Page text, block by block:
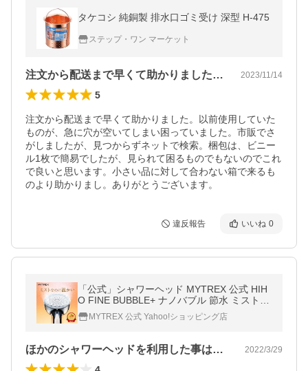
タケコシ 純銅製 排水口ゴミ受け 深型 H-475
ステップ・ワン マーケット
注文から配送まで早くて助かりました。以… 2023/11/14
5
注文から配送まで早くて助かりました。以前使用していた
ものが、急に穴が空いてしまい困っていました。市販でさ
がしましたが、見つからずネットで検索。梱包は、ビニー
ル1枚で簡易でしたが、見られて困るものでもないのでこれ
で良いと思います。小さい品に対して合わない箱で来るも
のより助かりまし。ありがとうございます。
違反報告 いいね 0
「公式」シャワーヘッド MYTREX 公式 HIH
O FINE BUBBLE+ ナノバブル 節水 ミスト
シャワー ウルトラファインバブル ヒホウ フ
ァインバブル 爆買
MYTREX 公式 Yahoo!ショッピング店
ほかのシャワーヘッドを利用した事はない… 2022/3/29